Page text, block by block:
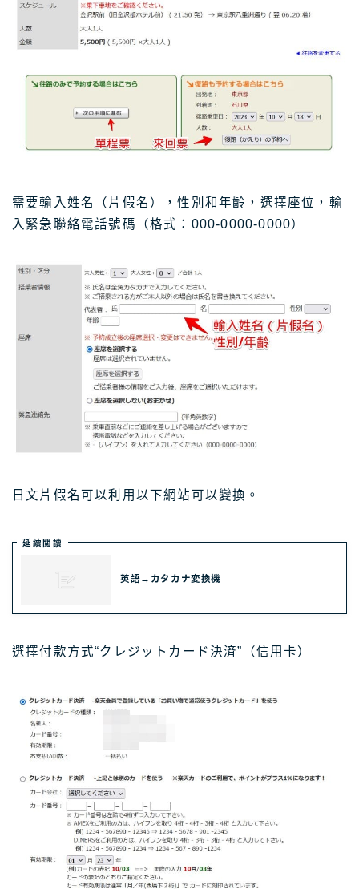
需要輸入姓名（片假名），性別和年齡，選擇座位，輸
入緊急聯絡電話號碼（格式：000-0000-0000）
日文片假名可以利用以下網站可以變換。
延續閲讀
英語→カタカナ変換機
選擇付款方式“クレジットカード決済”（信用卡）